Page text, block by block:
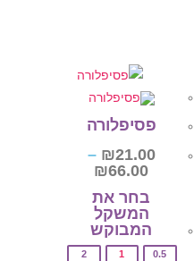
פסיפלורה
₪21.00
–
₪66.00
בחר את
המשקל
המבוקש‎
0.5
1
2